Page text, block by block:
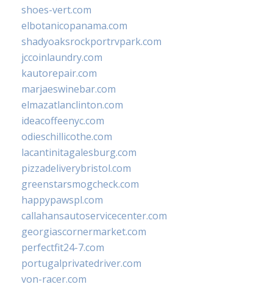
shoes-vert.com
elbotanicopanama.com
shadyoaksrockportrvpark.com
jccoinlaundry.com
kautorepair.com
marjaeswinebar.com
elmazatlanclinton.com
ideacoffeenyc.com
odieschillicothe.com
lacantinitagalesburg.com
pizzadeliverybristol.com
greenstarsmogcheck.com
happypawspl.com
callahansautoservicecenter.com
georgiascornermarket.com
perfectfit24-7.com
portugalprivatedriver.com
von-racer.com